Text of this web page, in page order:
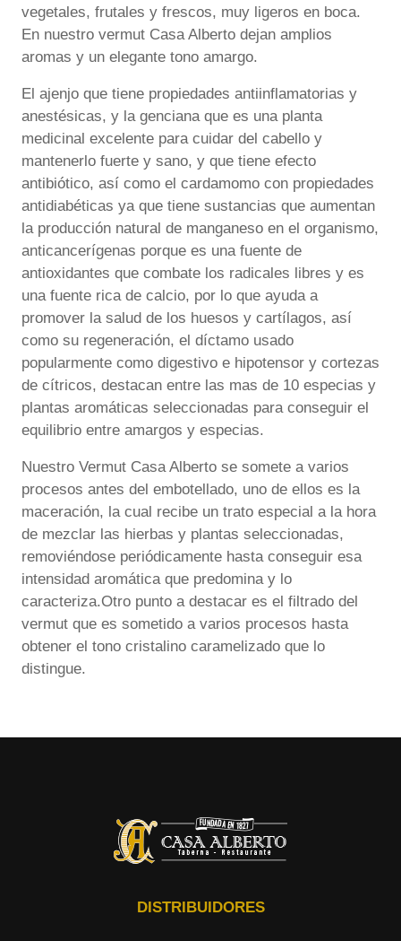
vegetales, frutales y frescos, muy ligeros en boca.
En nuestro vermut Casa Alberto dejan amplios
aromas y un elegante tono amargo.
El ajenjo que tiene propiedades antiinflamatorias y
anestésicas, y la genciana que es una planta
medicinal excelente para cuidar del cabello y
mantenerlo fuerte y sano, y que tiene efecto
antibiótico, así como el cardamomo con propiedades
antidiabéticas ya que tiene sustancias que aumentan
la producción natural de manganeso en el organismo,
anticancerígenas porque es una fuente de
antioxidantes que combate los radicales libres y es
una fuente rica de calcio, por lo que ayuda a
promover la salud de los huesos y cartílagos, así
como su regeneración, el díctamo usado
popularmente como digestivo e hipotensor y cortezas
de cítricos, destacan entre las mas de 10 especias y
plantas aromáticas seleccionadas para conseguir el
equilibrio entre amargos y especias.
Nuestro Vermut Casa Alberto se somete a varios
procesos antes del embotellado, uno de ellos es la
maceración, la cual recibe un trato especial a la hora
de mezclar las hierbas y plantas seleccionadas,
removiéndose periódicamente hasta conseguir esa
intensidad aromática que predomina y lo
caracteriza.Otro punto a destacar es el filtrado del
vermut que es sometido a varios procesos hasta
obtener el tono cristalino caramelizado que lo
distingue.
DISTRIBUIDORES